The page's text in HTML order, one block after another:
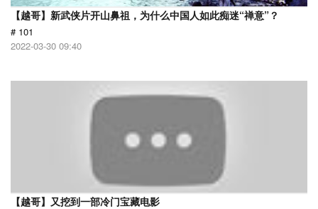
【越哥】新武侠片开山鼻祖，为什么中国人如此痴迷“禅意”？
# 101
2022-03-30 09:40
【越哥】又挖到一部冷门宝藏电影